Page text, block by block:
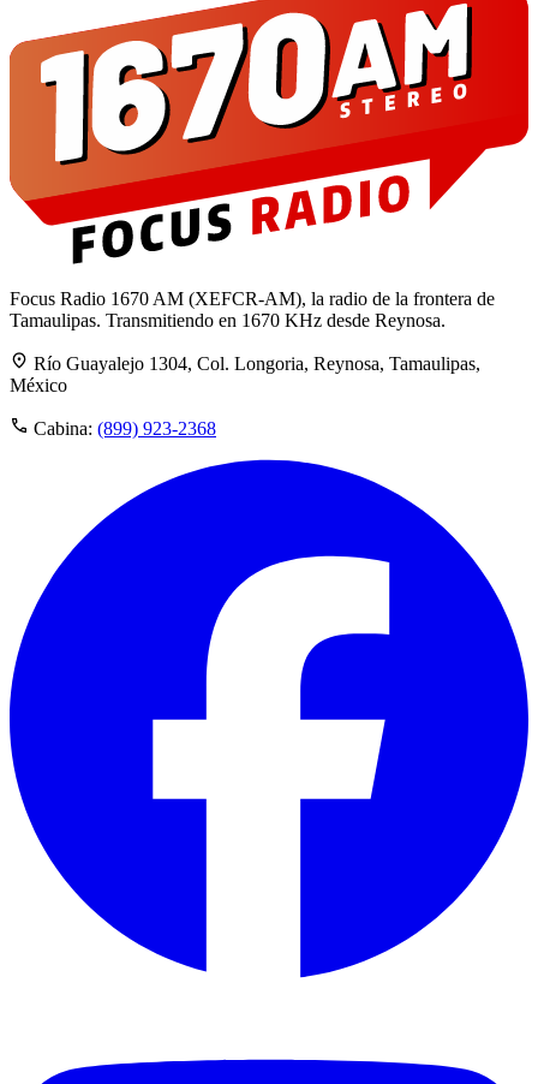
Focus Radio 1670 AM (XEFCR-AM), la radio de la frontera de
Tamaulipas. Transmitiendo en 1670 KHz desde Reynosa.
Río Guayalejo 1304, Col. Longoria, Reynosa, Tamaulipas,
México
Cabina: (899) 923-2368